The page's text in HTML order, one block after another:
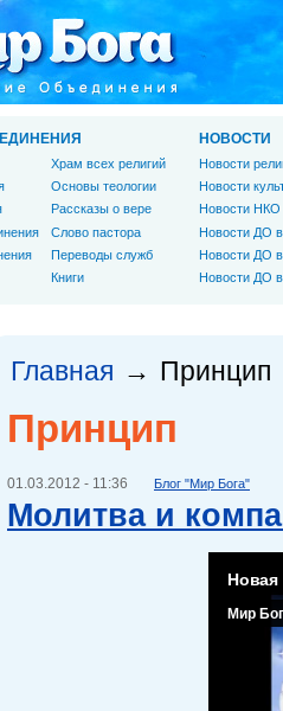
Главная → Принцип
Принцип
01.03.2012 - 11:36 Блог "Мир Бога"
Молитва и
Храм всех религий
Основы теологии
Рассказы о вере
Слово пастора
Переводы служб
Книги
НОВОСТИ
Новости
Новости
Новости НКО
Новости ДО
Новости ДО
Новости ДО